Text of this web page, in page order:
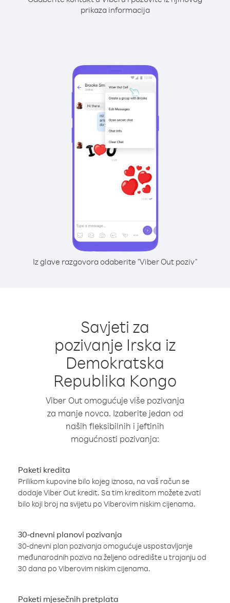
prikaza informacija
Iz glave razgovora odaberite "Viber Out poziv"
Savjeti za
pozivanje Irska iz
Demokratska
Republika Kongo
Viber Out omogućuje više pozivanja
za manje novca. Izaberite jedan od
naših fleksibilnih i jeftinih
mogućnosti pozivanja:
Paketi kredita
Prilikom kupovine bilo kojeg iznosa, na vaš račun se
dodaje Viber Out kredit. Sa tim kreditom možete zvati
bilo koji broj na svijetu po Viberovim niskim cijenama.
30-dnevni planovi pozivanja
30-dnevni plan pozivanja omogućuje uspostavljanje
međunarodnih poziva na željeno odredište u trajanju od
30 dana po Viberovim niskim cijenama.
Paketi mjesečnih pretplata